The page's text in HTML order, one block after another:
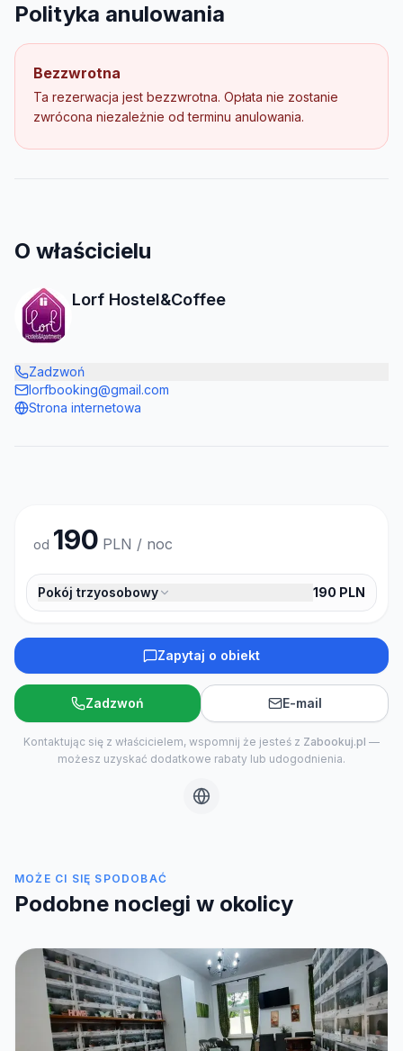
Polityka anulowania
Bezzwrotna
Ta rezerwacja jest bezzwrotna. Opłata nie zostanie
zwrócona niezależnie od terminu anulowania.
O właścicielu
Lorf Hostel&Coffee
Zadzwoń
lorfbooking@gmail.com
Strona internetowa
od 190 PLN / noc
Pokój trzyosobowy 190 PLN
Zapytaj o obiekt
Zadzwoń E-mail
Kontaktując się z właścicielem, wspomnij że jesteś z Zabookuj.pl —
możesz uzyskać dodatkowe rabaty lub udogodnienia.
MOŻE CI SIĘ SPODOBAĆ
Podobne noclegi w okolicy